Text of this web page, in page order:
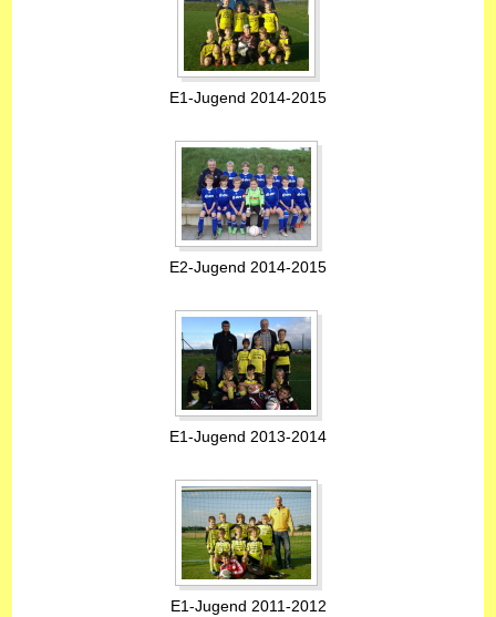
E1-Jugend 2014-2015
E2-Jugend 2014-2015
E1-Jugend 2013-2014
E1-Jugend 2011-2012